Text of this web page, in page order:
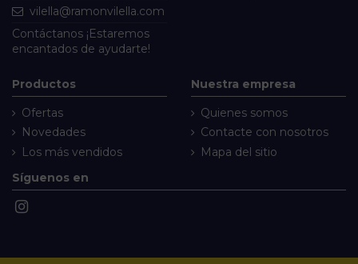
vilella@ramonvilella.com
Contáctanos ¡Estaremos
encantados de ayudarte!
Productos
Ofertas
Novedades
Los más vendidos
Nuestra empresa
Quienes somos
Contacte con nosotros
Mapa del sitio
Síguenos en